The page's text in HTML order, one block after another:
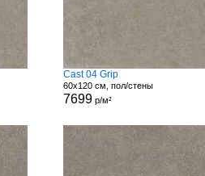
Cast 04 Grip
60x120 см, пол/стены
7699р/м²